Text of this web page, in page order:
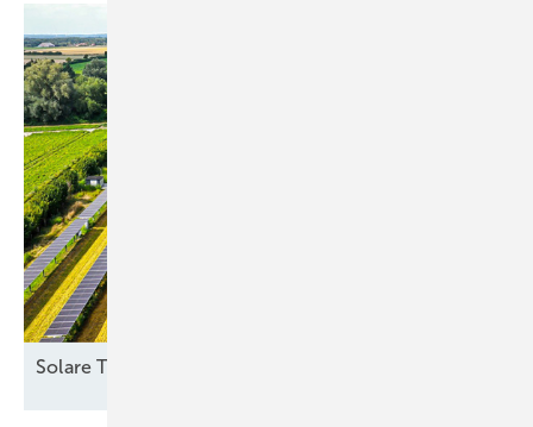
SolareTrackeranlage